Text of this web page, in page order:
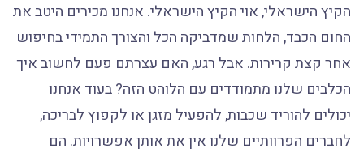
הקיץ הישראלי, אוי הקיץ הישראלי. אנחנו מכירים היטב את
החום הכבד, הלחות שמדביקה הכל והצורך התמידי בחיפוש
אחר קצת קרירות. אבל רגע, האם עצרתם פעם לחשוב איך
הכלבים שלנו מתמודדים עם הלוהט הזה? בעוד אנחנו
יכולים להוריד שכבות, להפעיל מזגן או לקפוץ לבריכה,
לחברים הפרוותיים שלנו אין את אותן אפשרויות. הם